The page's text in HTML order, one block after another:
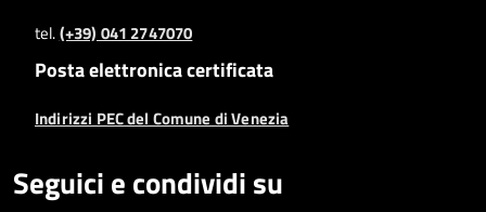
tel.(+39) 041 2747070
Posta elettronica certificata
Indirizzi PEC del Comune di Venezia
Seguici e condividi su